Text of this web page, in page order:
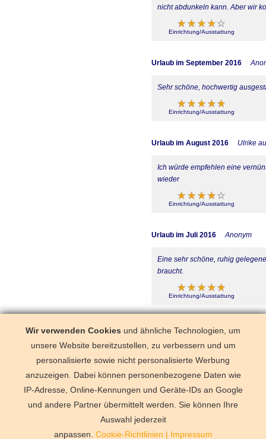
nicht abdunkeln kann. Aber wir
Einrichtung/Ausstattung
Urlaub im September 2016
Sehr schöne, hochwertig
Einrichtung/Ausstattung
Urlaub im August 2016 Ulrike
Ich würde empfehlen eine
wieder
Einrichtung/Ausstattung
Urlaub im Juli 2016 Anonym
Eine sehr schöne, ruhig
braucht.
Einrichtung/Ausstattung
Urlaub im Mai 2016
Einfach zum weiterempfehlen.
Einrichtung/Ausstattung
Deutschland Florida
Wir verwenden Cookies und ähnliche Technologien, um
unsere Website bereitzustellen, zu verbessern und um
personalisierte sowie nicht personalisierte Werbung
anzuzeigen. Dabei können personenbezogene Daten wie
IP-Adresse, Online-Kennungen und Geräte-IDs an Google
und andere Partner übermittelt werden. Sie können Ihre
Auswahl jederzeit
anpassen. Cookie-Richtlinien | Impressum